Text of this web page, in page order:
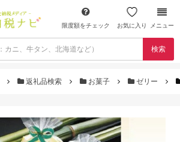
限度額をチェック お気に入り メニュー
検索
返礼品検索 お菓子 ゼリー